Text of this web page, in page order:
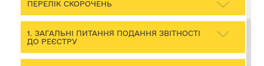
ПЕРЕЛІК СКОРОЧЕНЬ
1. ЗАГАЛЬНІ ПИТАННЯ ПОДАННЯ ЗВІТНОСТІ
ДО РЕЄСТРУ